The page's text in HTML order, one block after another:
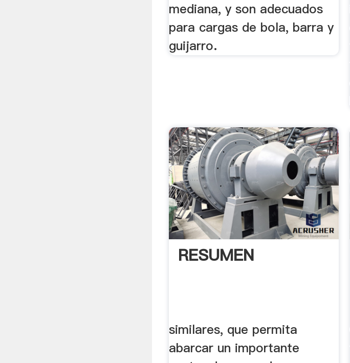
mediana, y son adecuados
para cargas de bola, barra y
guijarro.
RESUMEN
similares, que permita
abarcar un importante